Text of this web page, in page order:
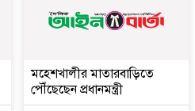
মহেশখালীর মাতারবাড়িতে
পৌঁছেছেন প্রধানমন্ত্রী